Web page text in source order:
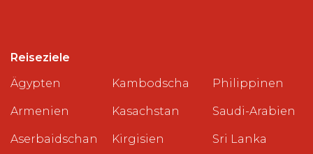
Reiseziele
Ägypten
Armenien
Aserbaidschan
Kambodscha
Kasachstan
Kirgisien
Philippinen
Saudi-Arabien
Sri Lanka